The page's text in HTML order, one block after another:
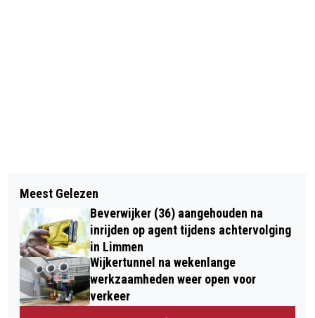
ANDERSTALIGEN LEREN EN WERKEN
SUCCESVOL IN DE ZORG
WARMETRUIENDAG: TRUI AAN EN
VERWARMING EN GRAADJE LAGER
EFFECTIEF TEGEN CO2-UITSTOOT
Meest Gelezen
Beverwijker (36) aangehouden na
inrijden op agent tijdens achtervolging
in Limmen
Wijkertunnel na wekenlange
werkzaamheden weer open voor
verkeer